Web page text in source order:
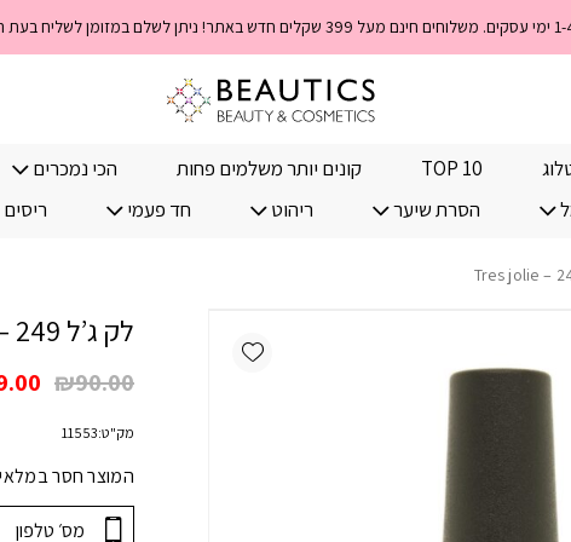
TOP 10 קונים יותר משלמים פחות הכי נמכרים
הסרת שיער ריהוט חד פעמי
לק ג’ל 249 – Tres jolie
₪90.00
מק"ט:11553
המוצר חסר
Add wishlist